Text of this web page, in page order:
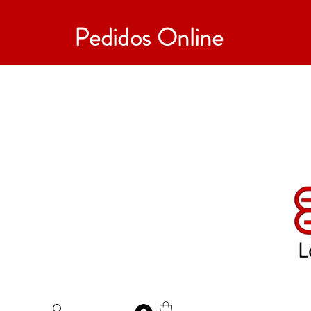
Pedidos Online